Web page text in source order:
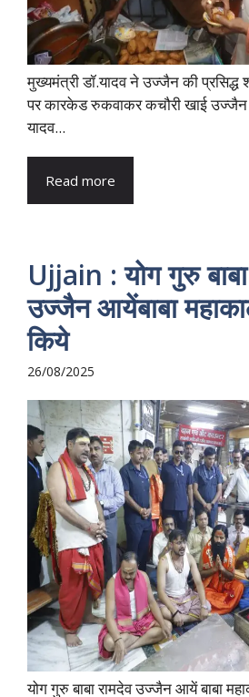
मुख्यमंत्री डॉ.यादव ने उज्जैन की प्रसिद्ध
पर कारकेड रुकवाकर कचौरी खाई
यादव...
Read more
Ujjain : योग गुरु
उज्जैन आयेंबाबा
किये
26/08/2025
योग गुरु बाबा रामदेव उज्जैन आयें बाबा